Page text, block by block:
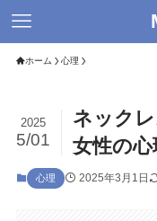
ホーム 心理
ネック
女性の
2025
5/01
心理 2025年3月1日